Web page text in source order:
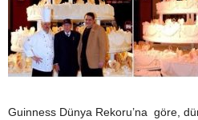
Guinness Dünya Rekoru’na göre,